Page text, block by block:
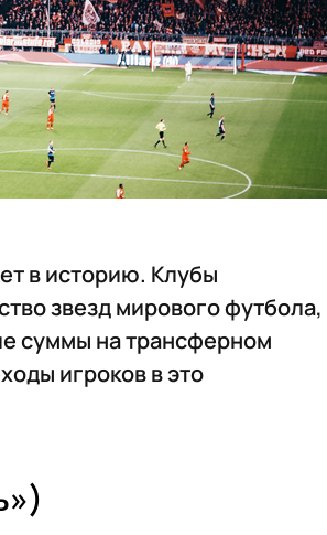
в историю. Клубы
звезд мирового футбола,
суммы на трансферном
игроков в это